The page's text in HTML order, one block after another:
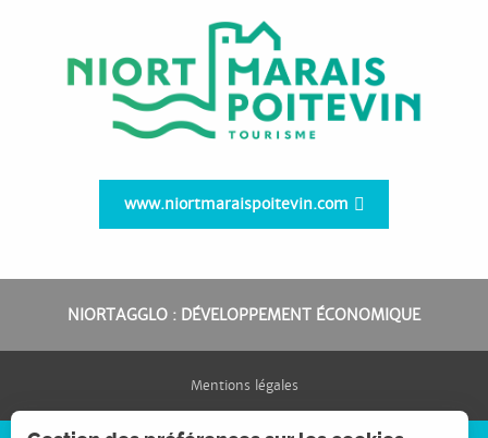
www.niortmaraispoitevin.com
NIORTAGGLO : DÉVELOPPEMENT ÉCONOMIQUE
Mentions légales